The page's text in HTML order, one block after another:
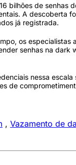
bilhões de senhas
A descoberta
já registrada.
os
senhas na
nessa
de
, Vazamento de